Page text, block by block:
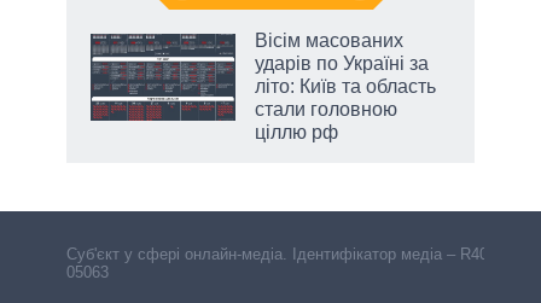
Вісім масованих
ударів по Україні за
літо: Київ та область
стали головною
ціллю рф
Cуб'єкт у сфері онлайн-медіа. Ідентифікатор медіа – R40-
05063